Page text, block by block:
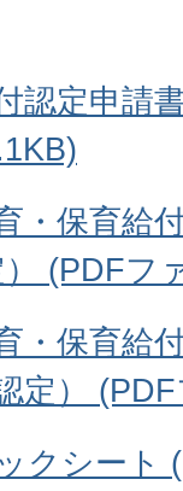
認定申請
・保育給
(PDFフ
・保育給
定）
クシート